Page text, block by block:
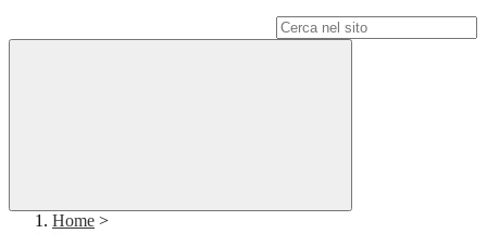
Home >